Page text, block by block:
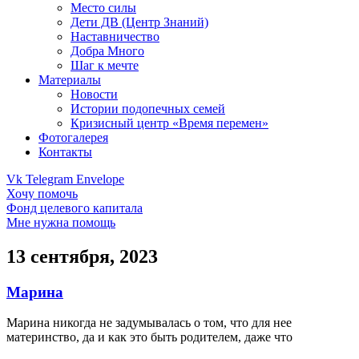
Место силы
Дети ДВ (Центр Знаний)
Наставничество
Добра Много
Шаг к мечте
Материалы
Новости
Истории подопечных семей
Кризисный центр «Время перемен»
Фотогалерея
Контакты
Vk Telegram Envelope
Хочу помочь
Фонд целевого капитала
Мне нужна помощь
13 сентября, 2023
Марина
Марина никогда не задумывалась о том, что для нее
материнство, да и как это быть родителем, даже что